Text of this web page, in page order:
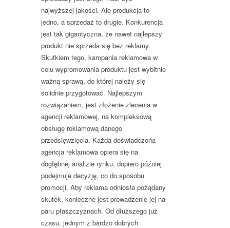
najwyższej jakości. Ale produkcja to
jedno, a sprzedaż to drugie. Konkurencja
jest tak gigantyczna, że nawet najlepszy
produkt nie sprzeda się bez reklamy.
Skutkiem tego, kampania reklamowa w
celu wypromowania produktu jest wybitnie
ważną sprawą, do której należy się
solidnie przygotować. Najlepszym
rozwiązaniem, jest złożenie zlecenia w
agencji reklamowej, na kompleksową
obsługę reklamową danego
przedsięwzięcia. Każda doświadczona
agencja reklamowa opiera się na
dogłębnej analizie rynku, dopiero później
podejmuje decyzję, co do sposobu
promocji. Aby reklama odniosła pożądany
skutek, konieczne jest prowadzenie jej na
paru płaszczyznach. Od dłuższego już
czasu, jednym z bardzo dobrych